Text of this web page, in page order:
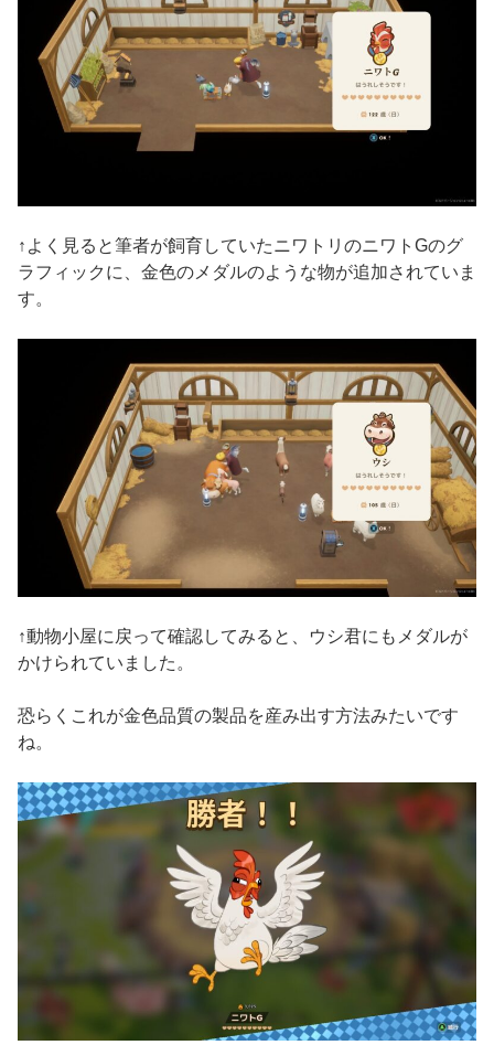
↑よく見ると筆者が飼育していたニワトリのニワトGのグ
ラフィックに、金色のメダルのような物が追加されていま
す。
↑動物小屋に戻って確認してみると、ウシ君にもメダルが
かけられていました。
恐らくこれが金色品質の製品を産み出す方法みたいです
ね。